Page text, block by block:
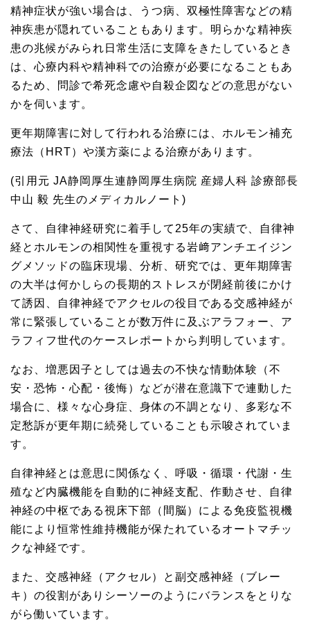
精神症状が強い場合は、うつ病、双極性障害などの精
神疾患が隠れていることもあります。明らかな精神疾
患の兆候がみられ日常生活に支障をきたしているとき
は、心療内科や精神科での治療が必要になることもあ
るため、問診で希死念慮や自殺企図などの意思がない
かを伺います。
更年期障害に対して行われる治療には、ホルモン補充
療法（HRT）や漢方薬による治療があります。
(引用元 JA静岡厚生連静岡厚生病院 産婦人科 診療部長
中山 毅 先生のメディカルノート)
さて、自律神経研究に着手して25年の実績で、自律神
経とホルモンの相関性を重視する岩﨑アンチエイジン
グメソッドの臨床現場、分析、研究では、更年期障害
の大半は何かしらの長期的ストレスが閉経前後にかけ
て誘因、自律神経でアクセルの役目である交感神経が
常に緊張していることが数万件に及ぶアラフォー、ア
ラフィフ世代のケースレポートから判明しています。
なお、増悪因子としては過去の不快な情動体験（不
安・恐怖・心配・後悔）などが潜在意識下で連動した
場合に、様々な心身症、身体の不調となり、多彩な不
定愁訴が更年期に続発していることも示唆されていま
す。
自律神経とは意思に関係なく、呼吸・循環・代謝・生
殖など内臓機能を自動的に神経支配、作動させ、自律
神経の中枢である視床下部（間脳）による免疫監視機
能により恒常性維持機能が保たれているオートマチッ
クな神経です。
また、交感神経（アクセル）と副交感神経（ブレー
キ）の役割がありシーソーのようにバランスをとりな
がら働いています。